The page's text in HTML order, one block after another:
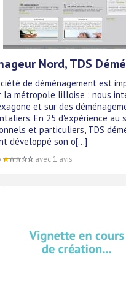
Nord, TDS
de déménagement est
la métropole lilloise : nous
et sur des
En 25 d'expérience au
et particuliers, TDS
développé son o[...]
avec 1 avis